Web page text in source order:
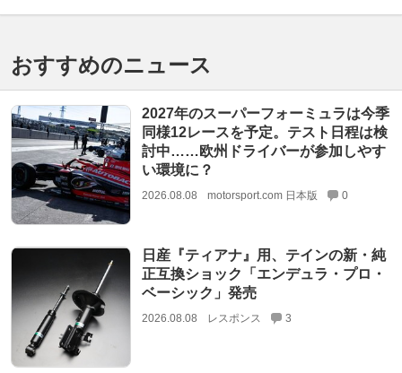
おすすめのニュース
2027年のスーパーフォーミュラは今季
同様12レースを予定。テスト日程は検
討中……欧州ドライバーが参加しやす
い環境に？
2026.08.08 motorsport.com 日本版 0
日産『ティアナ』用、テインの新・純
正互換ショック「エンデュラ・プロ・
ベーシック」発売
2026.08.08 レスポンス 3